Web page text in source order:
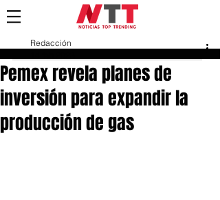
Pemex revela planes de
inversión para expandir la
producción de gas
Redacción